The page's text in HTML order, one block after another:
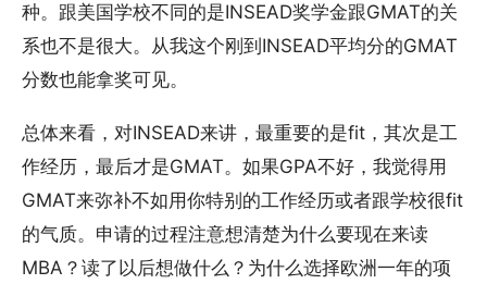
种。跟美国学校不同的是INSEAD奖学金跟GMAT的关
系也不是很大。从我这个刚到INSEAD平均分的GMAT
分数也能拿奖可见。
总体来看，对INSEAD来讲，最重要的是fit，其次是工
作经历，最后才是GMAT。如果GPA不好，我觉得用
GMAT来弥补不如用你特别的工作经历或者跟学校很fit
的气质。申请的过程注意想清楚为什么要现在来读
MBA？读了以后想做什么？为什么选择欧洲一年的项